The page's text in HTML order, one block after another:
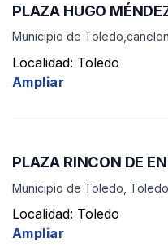
PLAZA HUGO
Municipio de
Localidad: Toledo
Ampliar
PLAZA RINCON DE
Municipio de Toledo,
Localidad: Toledo
Ampliar